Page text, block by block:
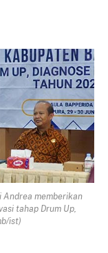
Andrea memberikan
tahap Drum Up,
ist)